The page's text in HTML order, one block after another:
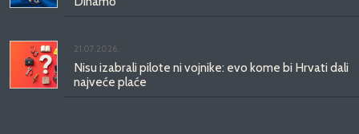
21.07.2026.
Nisu izabrali pilote ni vojnike: evo kome bi Hrvati dali
najveće plaće